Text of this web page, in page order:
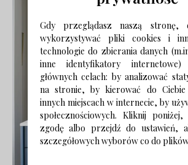
Gdy przeglądasz naszą stronę,
wykorzystywać pliki cookies i
technologie do zbierania danych
inne identyfikatory
głównych celach: by analizować
na stronie, by kierować do
innych miejscach w internecie, by
społecznościowych. Kliknij
zgodę albo przejdź do ustawień,
szczegółowych wyborów co do